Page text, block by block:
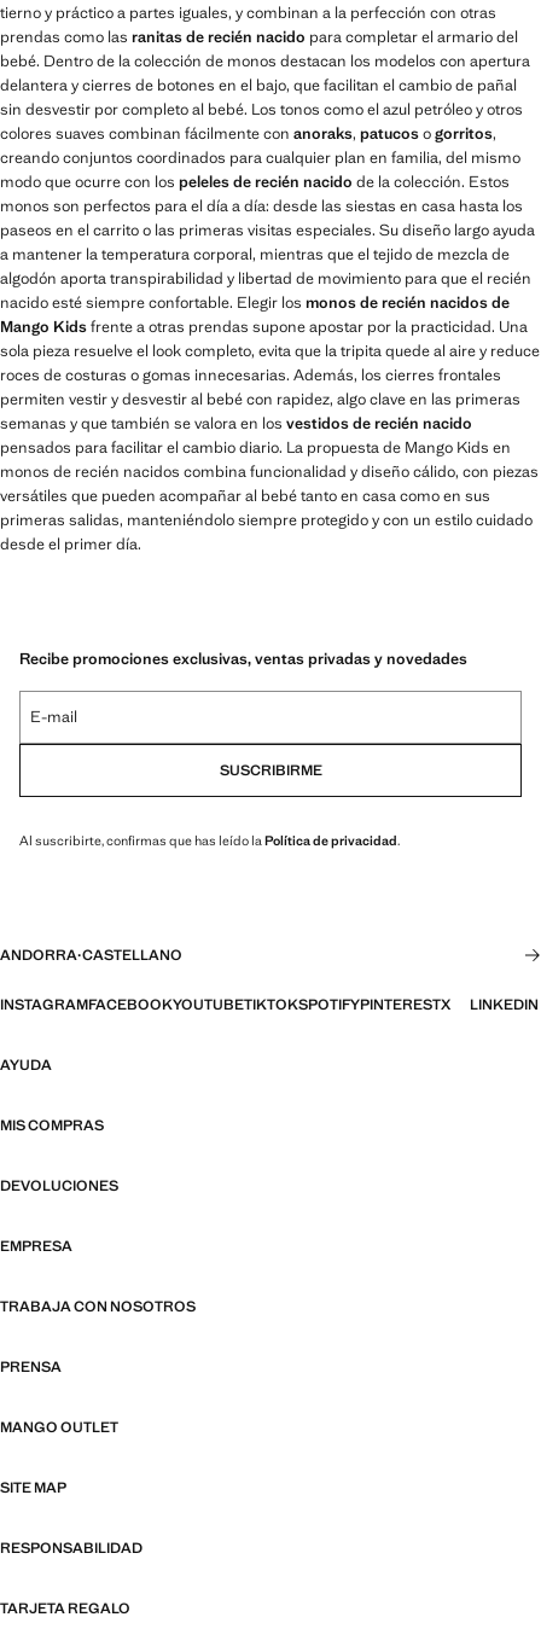
tierno y práctico a partes iguales, y combinan a la perfección con otras
prendas como las ranitas de recién nacido para completar el armario del
bebé. Dentro de la colección de monos destacan los modelos con apertura
delantera y cierres de botones en el bajo, que facilitan el cambio de pañal
sin desvestir por completo al bebé. Los tonos como el azul petróleo y otros
colores suaves combinan fácilmente con anoraks, patucosogorritos,
creando conjuntos coordinados para cualquier plan en familia, del mismo
modo que ocurre con los peleles de recién nacido de la colección. Estos
monos son perfectos para el día a día: desde las siestas en casa hasta los
paseos en el carrito o las primeras visitas especiales. Su diseño largo ayuda
a mantener la temperatura corporal, mientras que el tejido de mezcla de
algodón aporta transpirabilidad y libertad de movimiento para que el recién
nacido esté siempre confortable. Elegir los monos de recién nacidos de
Mango Kidsfrente a otras prendas supone apostar por la practicidad. Una
sola pieza resuelve el look completo, evita que la tripita quede al aire y reduce
roces de costuras o gomas innecesarias. Además, los cierres frontales
permiten vestir y desvestir al bebé con rapidez, algo clave en las primeras
semanas y que también se valora en los vestidos de recién nacido
pensados para facilitar el cambio diario. La propuesta de Mango Kids en
monos de recién nacidos combina funcionalidad y diseño cálido, con piezas
versátiles que pueden acompañar al bebé tanto en casa como en sus
primeras salidas, manteniéndolo siempre protegido y con un estilo cuidado
desde el primer día.
Recibe promociones exclusivas, ventas privadas y novedades
E-mail
SUSCRIBIRME
Al suscribirte, confirmas que has leído la Política de privacidad.
ANDORRA·CASTELLANO
INSTAGRAMFACEBOOKYOUTUBETIKTOKSPOTIFYPINTERESTX LINKEDIN
AYUDA
MIS COMPRAS
DEVOLUCIONES
EMPRESA
TRABAJA CON NOSOTROS
PRENSA
MANGO OUTLET
SITE MAP
RESPONSABILIDAD
TARJETA REGALO